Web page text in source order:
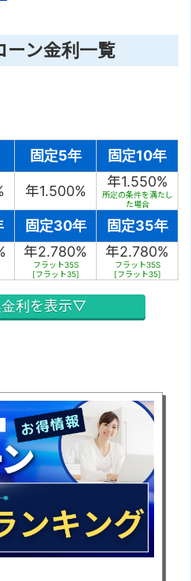
ーン金利一覧
固定5年
固定10年
年1.500%
年1.550%
所定の条件を満たし
た場合
固定30年
固定35年
年2.780%
フラット35S
[フラット35]
年2.780%
フラット35S
[フラット35]
利を表示▽